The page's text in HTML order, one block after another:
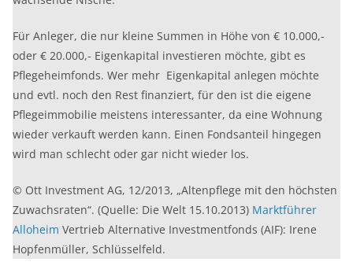
Für Anleger, die nur kleine Summen in Höhe von € 10.000,-
oder € 20.000,- Eigenkapital investieren möchte, gibt es
Pflegeheimfonds. Wer mehr Eigenkapital anlegen möchte
und evtl. noch den Rest finanziert, für den ist die eigene
Pflegeimmobilie meistens interessanter, da eine Wohnung
wieder verkauft werden kann. Einen Fondsanteil hingegen
wird man schlecht oder gar nicht wieder los.
© Ott Investment AG, 12/2013, „Altenpflege mit den höchsten
Zuwachsraten“. (Quelle: Die Welt 15.10.2013) Marktführer
Alloheim Vertrieb Alternative Investmentfonds (AIF): Irene
Hopfenmüller, Schlüsselfeld.